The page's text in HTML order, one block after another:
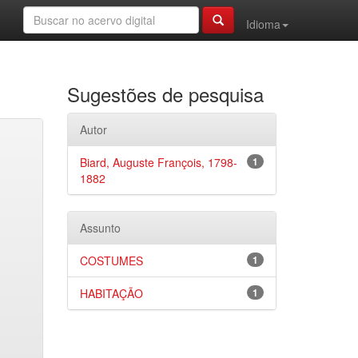
Idioma
Sugestões de pesquisa
Autor
1
Biard, Auguste François, 1798-
1882
Assunto
1
COSTUMES
1
HABITAÇÃO